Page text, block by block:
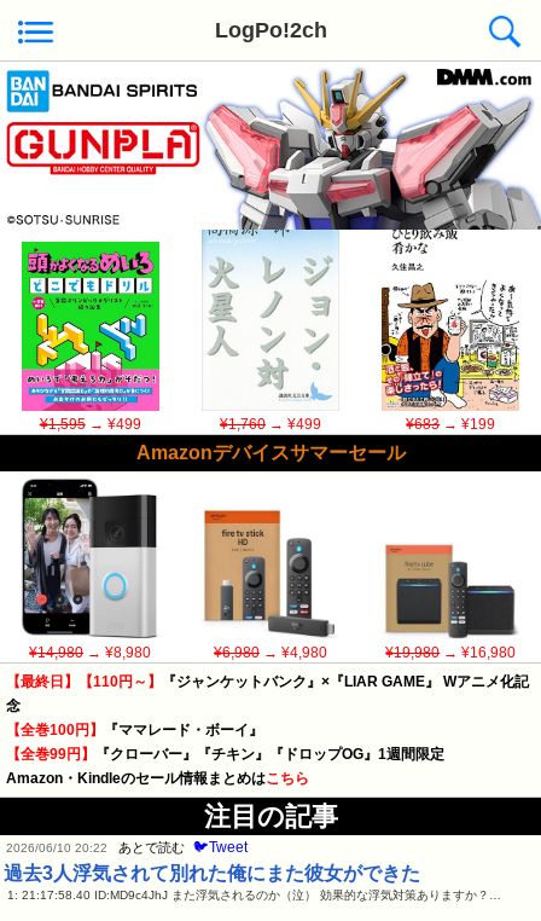
LogPo!2ch
Kindle日替わりセール ◆本日50冊が対象
¥1,595→ ¥499 ¥1,760→ ¥499 ¥683→ ¥199
Amazonデバイスサマーセール
¥14,980→ ¥8,980 ¥6,980→ ¥4,980 ¥19,980→ ¥16,980
【最終日】【110円～】
『ジャンケットバンク』×『LIAR GAME』 Wアニメ化記
念
【全巻100円】
『ママレード・ボーイ』
【全巻99円】
『クローバー』『チキン』『ドロップOG』1週間限定
Amazon・Kindleのセール情報まとめはこちら
注目の記事
2026/06/10 20:22 あとで読む 🐦Tweet
過去3人浮気されて別れた俺にまた彼女ができた
1: 21:17:58.40 ID:MD9c4JhJ また浮気されるのか（泣） 効果的な浮気対策ありますか？…